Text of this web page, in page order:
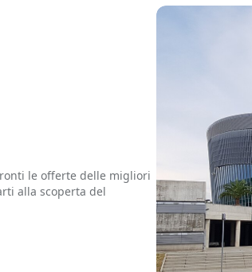
le offerte delle migliori
alla scoperta del